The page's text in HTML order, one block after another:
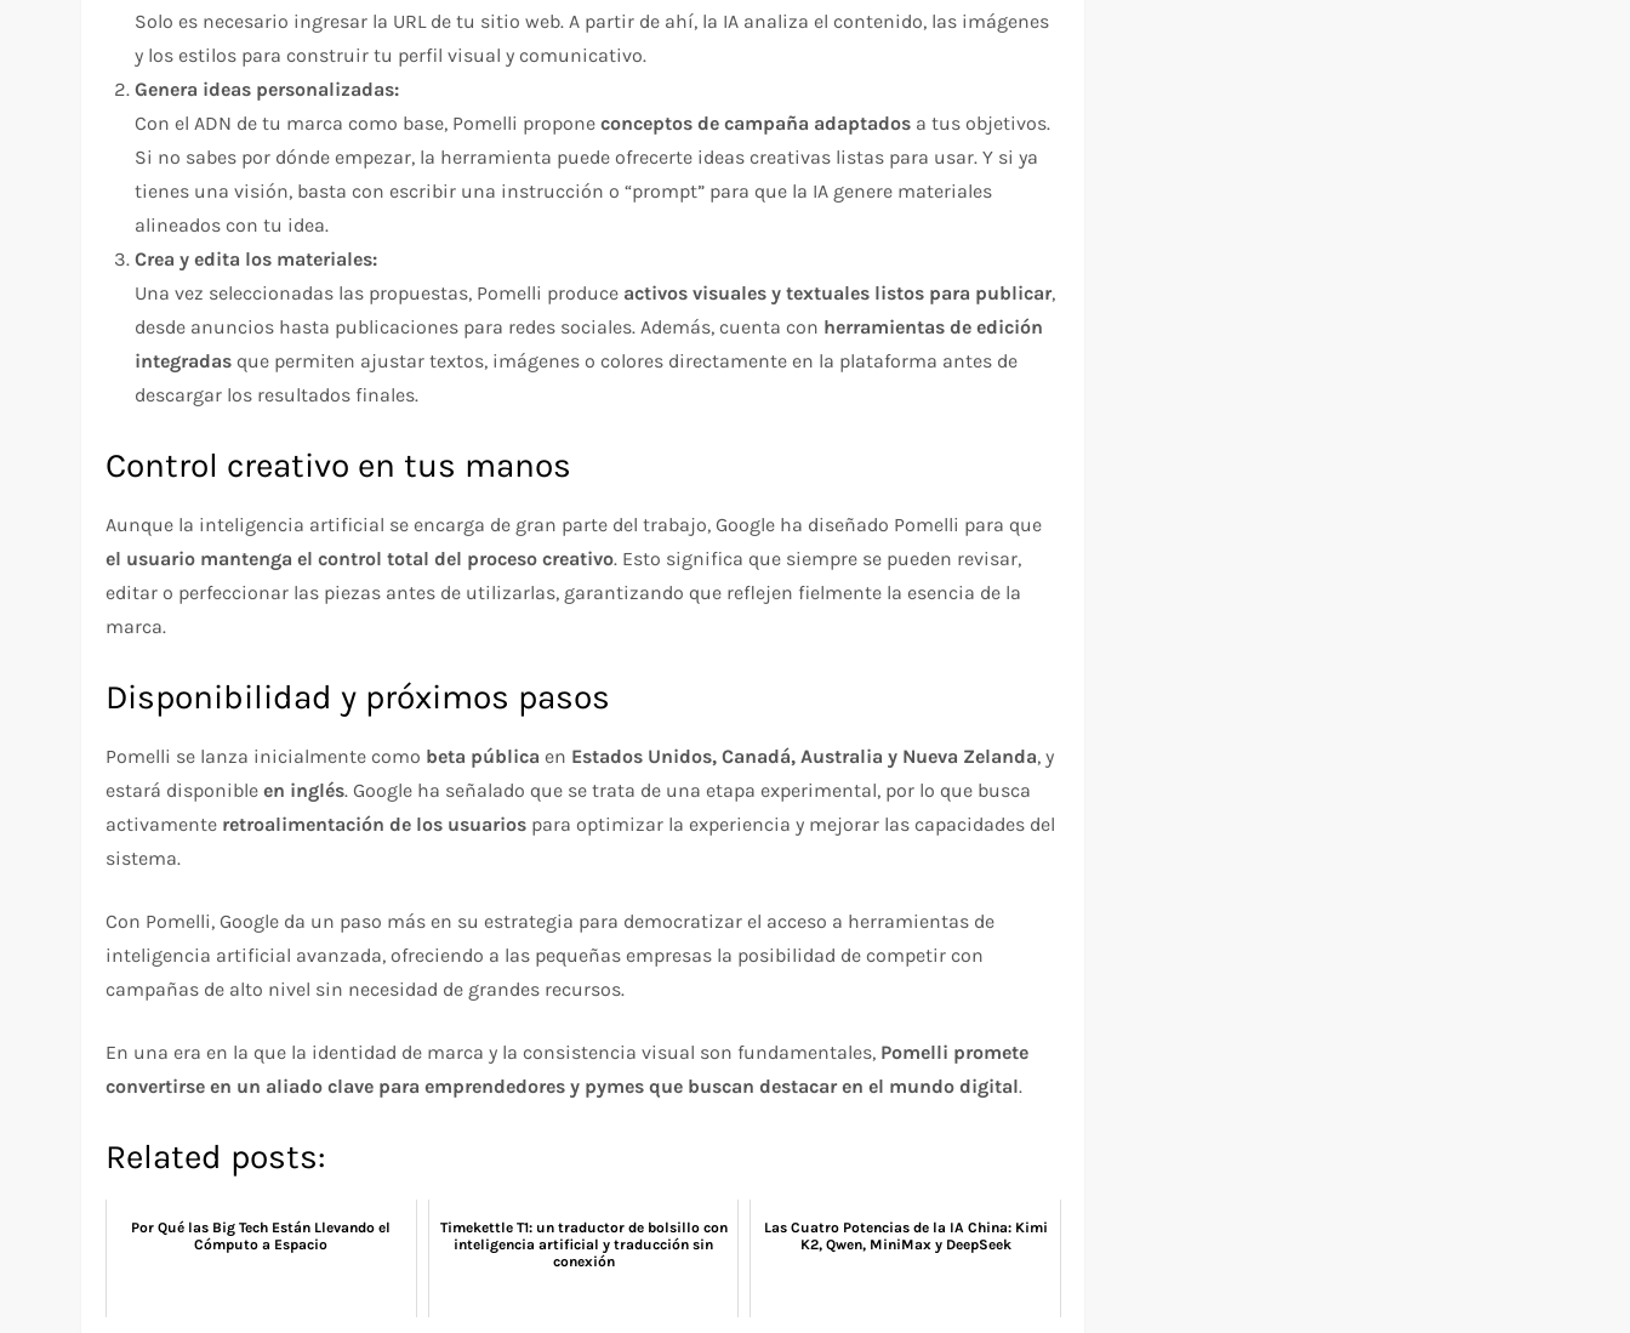
Solo es necesario ingresar la URL de tu sitio web. A partir de ahí, la IA analiza el contenido, las imágenes
y los estilos para construir tu perfil visual y comunicativo.
Genera ideas personalizadas:
Con el ADN de tu marca como base, Pomelli proponeconceptos de campaña adaptados a tus objetivos.
Si no sabes por dónde empezar, la herramienta puede ofrecerte ideas creativas listas para usar. Y si ya
tienes una visión, basta con escribir una instrucción o “prompt” para que la IA genere materiales
alineados con tu idea.
Crea y edita los materiales:
Una vez seleccionadas las propuestas, Pomelli produce activos visuales y textuales listos para publicar,
desde anuncios hasta publicaciones para redes sociales. Además, cuenta con herramientas de edición
integradas que permiten ajustar textos, imágenes o colores directamente en la plataforma antes de
descargar los resultados finales.
Control creativo en tus manos
Aunque la inteligencia artificial se encarga de gran parte del trabajo, Google ha diseñado Pomelli para que
el usuario mantenga el control total del proceso creativo. Esto significa que siempre se pueden revisar,
editar o perfeccionar las piezas antes de utilizarlas, garantizando que reflejen fielmente la esencia de la
marca.
Disponibilidad y próximos pasos
Pomelli se lanza inicialmente como beta pública en Estados Unidos, Canadá, Australia y Nueva Zelanda, y
estará disponibleen inglés. Google ha señalado que se trata de una etapa experimental, por lo que busca
activamente retroalimentación de los usuarios para optimizar la experiencia y mejorar las capacidades del
sistema.
Con Pomelli, Google da un paso más en su estrategia para democratizar el acceso a herramientas de
inteligencia artificial avanzada, ofreciendo a las pequeñas empresas la posibilidad de competir con
campañas de alto nivel sin necesidad de grandes recursos.
En una era en la que la identidad de marca y la consistencia visual son fundamentales, Pomelli promete
convertirse en un aliado clave para emprendedores y pymes que buscan destacar en el mundo digital.
Related posts:
Por Qué las Big Tech Están Llevando el
Cómputo a Espacio
Timekettle T1: un traductor de bolsillo con
inteligencia artificial y traducción sin
conexión
Las Cuatro Potencias de la IA China: Kimi
K2, Qwen, MiniMax y DeepSeek